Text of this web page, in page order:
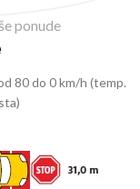
ponude
80 do 0 km/h (temp.